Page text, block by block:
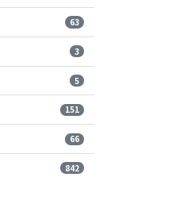
63
3
5
151
66
842